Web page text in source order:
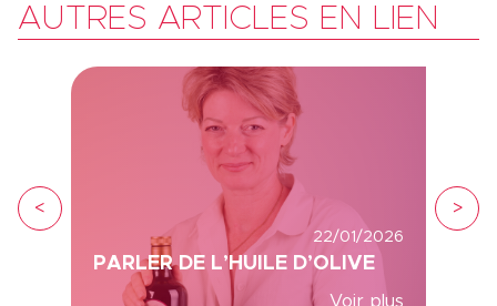
AUTRES ARTICLES EN LIEN
22/01/2026
PARLER DE L’HUILE D’OLIVE
Voir plus
< >